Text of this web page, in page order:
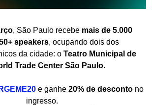
, São Paulo recebe mais de 5.000
speakers, ocupando dois dos
da cidade: o Teatro Municipal de
Trade Center São Paulo.
e ganhe 20% de desconto no
ingresso.